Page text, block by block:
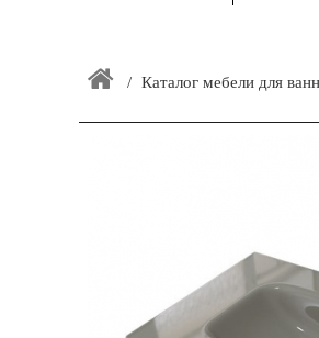
Каталог мебели для